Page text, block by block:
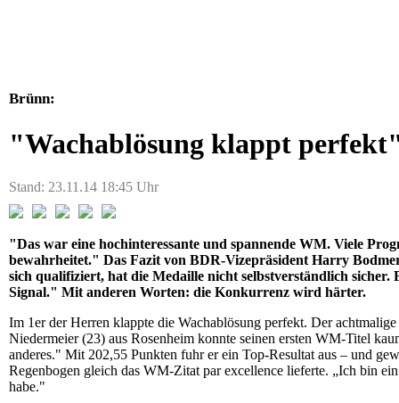
Brünn:
"Wachablösung klappt
Stand: 23.11.14 18:45 Uhr
"Das war eine hochinteressante und spannende WM. Viele
bewahrheitet." Das Fazit von BDR-Vizepräsident Harry
sich qualifiziert, hat die Medaille nicht selbstverständlich
Signal." Mit anderen Worten: die Konkurrenz wird härter.
Im 1er der Herren klappte die Wachablösung perfekt. Der
Niedermeier (23) aus Rosenheim konnte seinen ersten WM-Titel
anderes." Mit 202,55 Punkten fuhr er ein Top-Resultat aus – und
Regenbogen gleich das WM-Zitat par excellence lieferte. „Ich bin
habe."